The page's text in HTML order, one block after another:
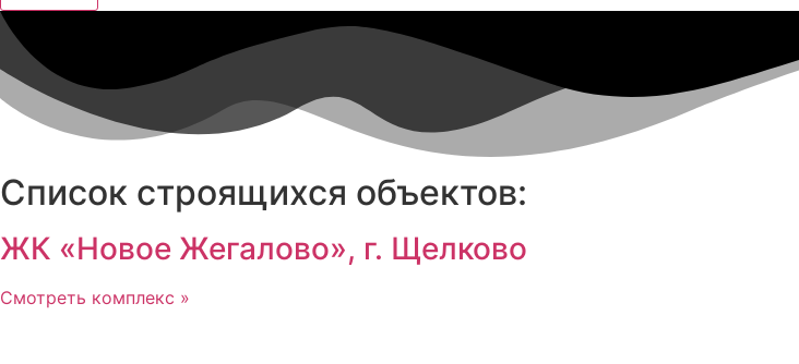
Список строящихся объектов:
ЖК «Новое Жегалово», г. Щелково
Смотреть комплекс »